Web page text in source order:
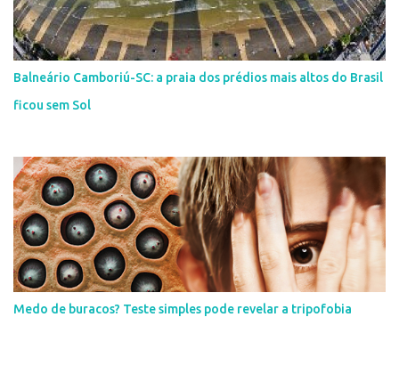
Balneário Camboriú-SC: a praia dos prédios mais altos do Brasil
ficou sem Sol
Medo de buracos? Teste simples pode revelar a tripofobia